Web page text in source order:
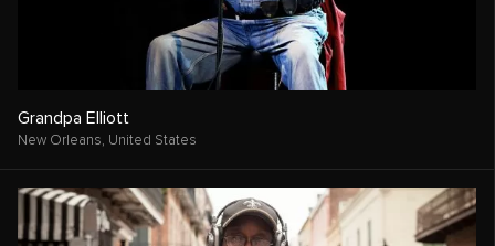
Grandpa Elliott
New Orleans, United States